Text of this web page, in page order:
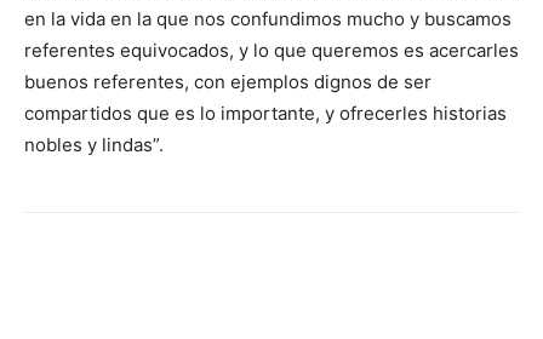
en la vida en la que nos confundimos mucho y buscamos
referentes equivocados, y lo que queremos es acercarles
buenos referentes, con ejemplos dignos de ser
compartidos que es lo importante, y ofrecerles historias
nobles y lindas”.